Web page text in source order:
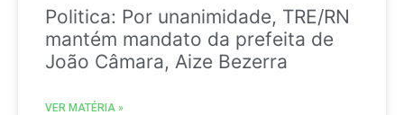
Politica: Por unanimidade, TRE/RN
mantém mandato da prefeita de
João Câmara, Aize Bezerra
VER MATÉRIA »